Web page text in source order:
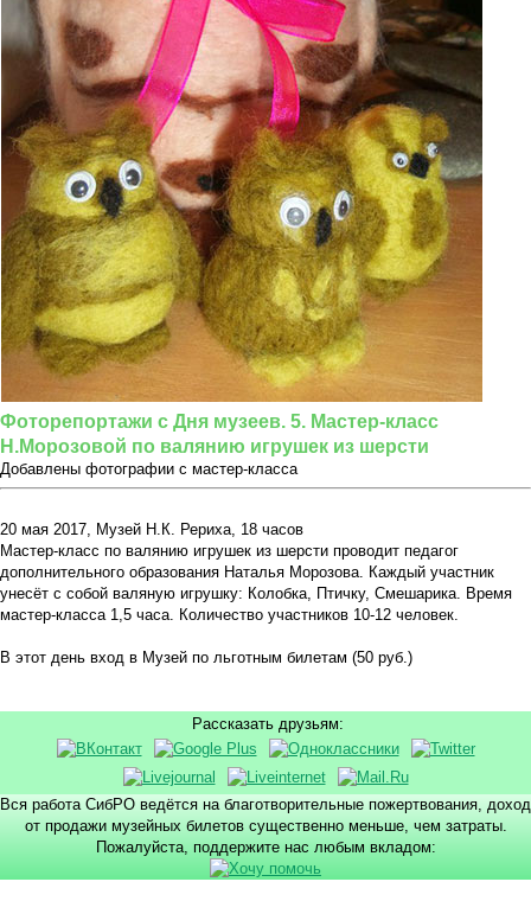
Фоторепортажи с Дня музеев. 5. Мастер-класс
Н.Морозовой по валянию игрушек из шерсти
Добавлены фотографии с мастер-класса
20 мая 2017, Музей Н.К. Рериха, 18 часов
Мастер-класс по валянию игрушек из шерсти проводит педагог
дополнительного образования Наталья Морозова. Каждый участник
унесёт с собой валяную игрушку: Колобка, Птичку, Смешарика. Время
мастер-класса 1,5 часа. Количество участников 10-12 человек.
В этот день вход в Музей по льготным билетам (50 руб.)
Рассказать друзьям:
Вся работа СибРО ведётся на благотворительные пожертвования, доход
от продажи музейных билетов существенно меньше, чем затраты.
Пожалуйста, поддержите нас любым вкладом: